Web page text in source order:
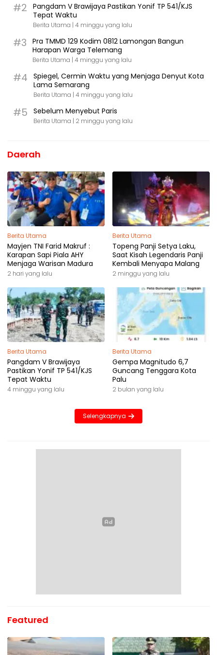
#2
Pangdam V Brawijaya Pastikan Yonif TP 541/KJS
Tepat Waktu
Berita Utama | 4 minggu yang lalu
#3
Pra TMMD 129 Kodim 0812 Lamongan Bangun
Harapan Warga Telemang
Berita Utama | 4 minggu yang lalu
#4
Spiegel, Cermin Waktu yang Menjaga Denyut Kota
Lama Semarang
Berita Utama | 4 minggu yang lalu
#5 Sebelum Menyebut Paris
Berita Utama | 2 minggu yang lalu
Daerah
Berita Utama
Mayjen TNI Farid Makruf :
Karapan Sapi Piala AHY
Menjaga Warisan Madura
2 hari yang lalu
Berita Utama
Topeng Panji Setya Laku,
Saat Kisah Legendaris Panji
Kembali Menyapa Malang
2 minggu yang lalu
Berita Utama
Pangdam V Brawijaya
Pastikan Yonif TP 541/KJS
Tepat Waktu
4 minggu yang lalu
Berita Utama
Gempa Magnitudo 6,7
Guncang Tenggara Kota
Palu
2 bulan yang lalu
Selengkapnya
Featured